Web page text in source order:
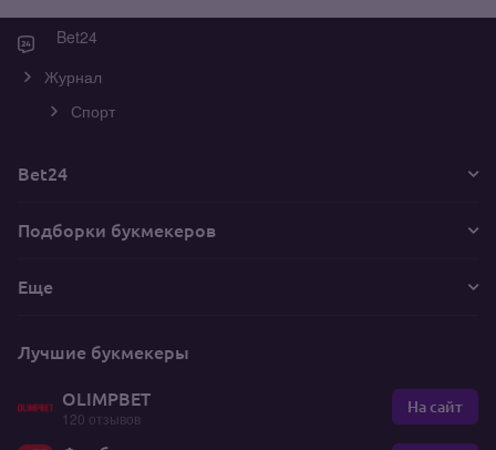
Bet24
Журнал
Спорт
Bet24
Подборки букмекеров
Еще
Лучшие букмекеры
OLIMPBET
120 отзывов
На сайт